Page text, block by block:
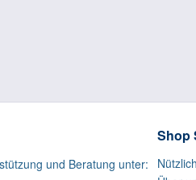
und Beratung unter:
Shop